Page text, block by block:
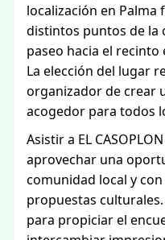
localización en Palma
distintos puntos de la
paseo hacia el recinto
La elección del lugar
organizador de crear
acogedor para todos
Asistir a EL
aprovechar una
comunidad local y
propuestas
para propiciar el